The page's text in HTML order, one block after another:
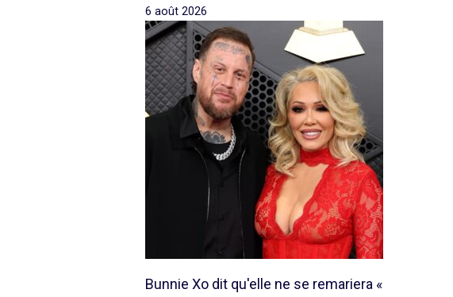
6 août 2026
Bunnie Xo dit qu'elle ne se remariera «